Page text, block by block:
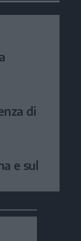
di
e sul